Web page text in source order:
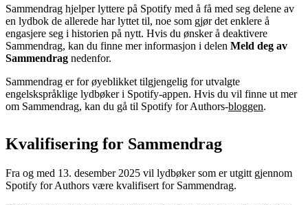
Sammendrag hjelper lyttere på Spotify med å få med seg delene av
en lydbok de allerede har lyttet til, noe som gjør det enklere å
engasjere seg i historien på nytt. Hvis du ønsker å deaktivere
Sammendrag, kan du finne mer informasjon i delen Meld deg av
Sammendrag nedenfor.
Sammendrag er for øyeblikket tilgjengelig for utvalgte
engelskspråklige lydbøker i Spotify-appen. Hvis du vil finne ut mer
om Sammendrag, kan du gå til Spotify for Authors-bloggen.
Kvalifisering for Sammendrag
Fra og med 13. desember 2025 vil lydbøker som er utgitt gjennom
Spotify for Authors være kvalifisert for Sammendrag.